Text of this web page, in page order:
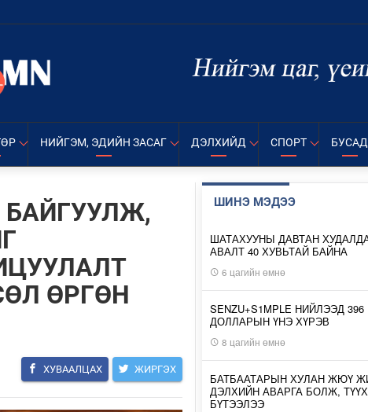
НИЙГЭМ, ЭДИЙН ЗАСАГ ДЭЛХИЙД СПОРТ БУСАД
ӨРГӨН
ХУВААЛЦАХ ЖИРГЭХ
ШИНЭ МЭДЭЭ
ШАТАХУУНЫ ДАВТАН
АВАЛТ 40 ХУВЬТАЙ БАЙНА
6 цагийн өмнө
SENZU+S1MPLE НИЙЛЭЭД
ДОЛЛАРЫН ҮНЭ ХҮРЭВ
8 цагийн өмнө
БАТБААТАРЫН ХУЛАН ЖЮҮ
ДЭЛХИЙН АВАРГА БОЛЖ, ТҮҮХ
БҮТЭЭЛЭЭ